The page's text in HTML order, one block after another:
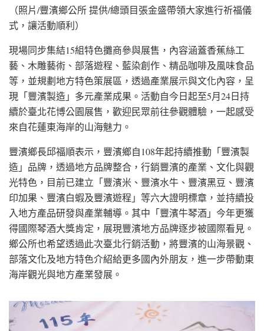
（照片/豐濱鄉公所 提供/總頭目張金盛帶領大家進行祈福儀
式，讓活動順利）
現場同步集結15組特色攤商參與展售，內容涵蓋香蕉絲工
藝、木雕藝術、部落遊程、藍染創作、精品咖啡及風味食品
等，並規劃地方特色策展區，透過產業展示與文化內容，呈
現「豐濱製造」多元產業成果。活動自今日起至5月24日持
續於臺北花博公園展售，歡迎民眾前往參觀體驗，一起感受
來自花蓮東海岸的山海魅力。
豐濱鄉長邱福順表示，豐濱鄉自108年起持續推動「豐濱製
造」品牌，透過地方品牌整合，行銷豐濱的產業、文化與觀
光特色，目前已建立「豐濱米、豐濱水牛、豐濱黑豆、豐濱
印加果、豐濱白蝦及豐濱遊程」等六大證明標章，並持續投
入地方產品研發與產業輔導。其中「豐濱牛琴酒」今年更獲
得國際琴酒大獎肯定，展現豐濱地方品牌逐步被國際看見。
鄉公所也希望透過此次臺北行銷活動，將豐濱的山海景觀、
部落文化及地方特色介紹給更多國內外朋友，進一步帶動東
海岸觀光與地方產業發展。